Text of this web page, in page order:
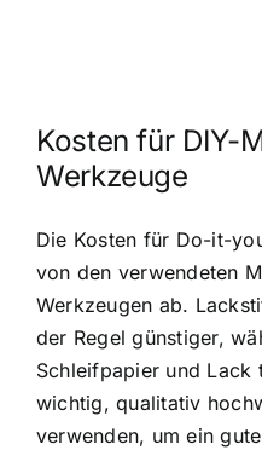
Kosten für DIY-
Werkzeuge
Die Kosten für Do-it-
von den verwendeten
Werkzeugen ab.
der Regel günstiger,
Schleifpapier und Lack
wichtig, qualitativ
verwenden, um ein